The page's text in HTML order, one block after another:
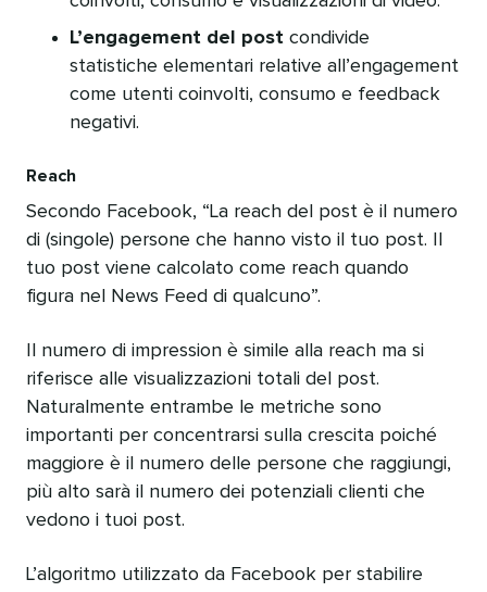
L’engagement del post condivide
statistiche elementari relative all’engagement
come utenti coinvolti, consumo e feedback
negativi.
Reach
Secondo Facebook, “La reach del post è il numero
di (singole) persone che hanno visto il tuo post. Il
tuo post viene calcolato come reach quando
figura nel News Feed di qualcuno”.
Il numero di impression è simile alla reach ma si
riferisce alle visualizzazioni totali del post.
Naturalmente entrambe le metriche sono
importanti per concentrarsi sulla crescita poiché
maggiore è il numero delle persone che raggiungi,
più alto sarà il numero dei potenziali clienti che
vedono i tuoi post.
L’algoritmo utilizzato da Facebook per stabilire